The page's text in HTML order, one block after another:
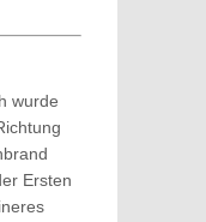
wurde
Ersten